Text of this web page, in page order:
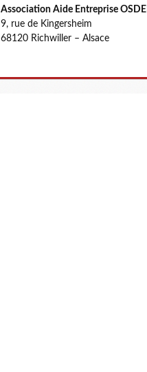
Association Aide Entreprise OSDEI
9, rue de Kingersheim
68120 Richwiller – Alsace